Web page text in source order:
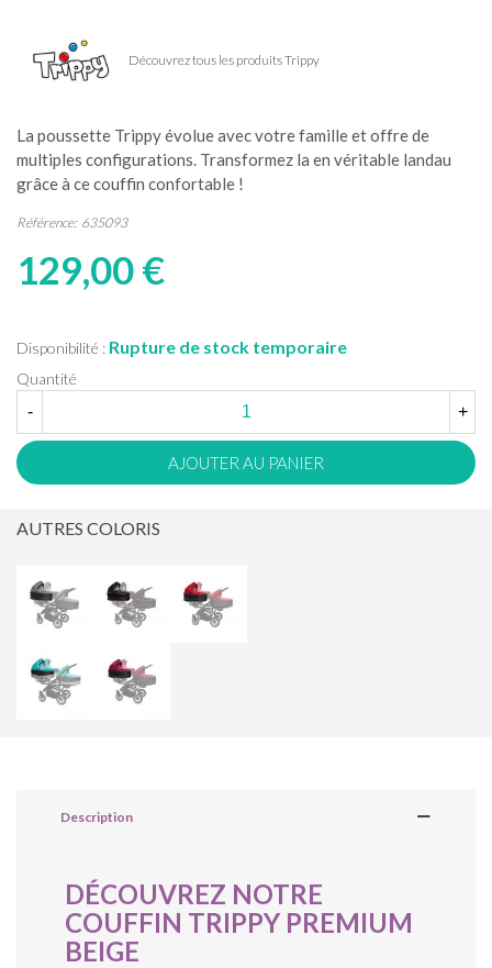
Découvrez tous les produits Trippy
La poussette Trippy évolue avec votre famille et offre de
multiples configurations. Transformez la en véritable landau
grâce à ce couffin confortable !
Référence: 635093
129,00 €
Disponibilité : Rupture de stock temporaire
Quantité
-
+
AJOUTER AU PANIER
AUTRES COLORIS
Description
DÉCOUVREZ NOTRE
COUFFIN TRIPPY PREMIUM
BEIGE